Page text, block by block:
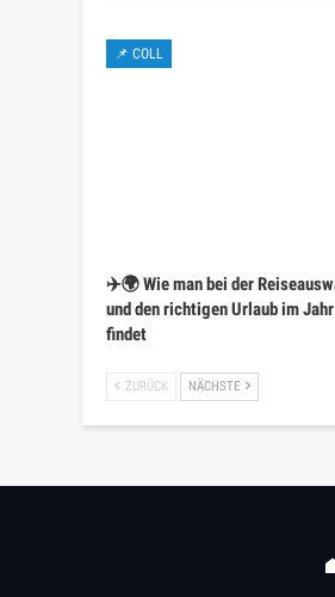
📌 COLL
✈️🌍 Wie man bei der
und den richtigen Urlaub im
findet
ZURÜCK NÄCHSTE